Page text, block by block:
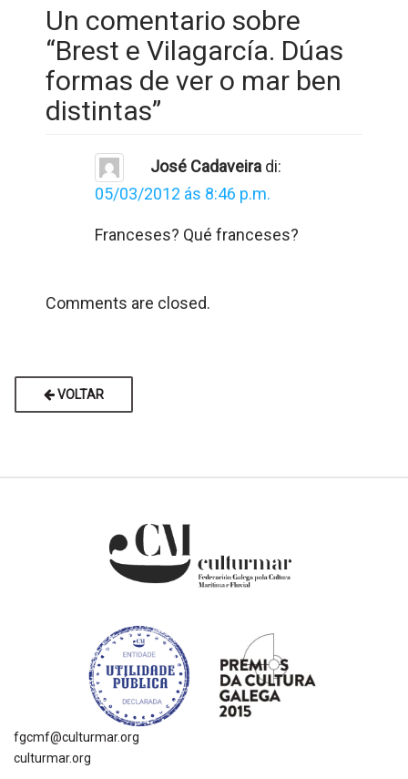
Un comentario sobre
“Brest e Vilagarcía. Dúas
formas de ver o mar ben
distintas”
José Cadaveira di:
05/03/2012 ás 8:46 p.m.
Franceses? Qué franceses?
Comments are closed.
VOLTAR
fgcmf@culturmar.org
culturmar.org